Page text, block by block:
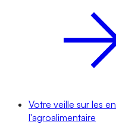
Votre veille sur les
l'agroalimentaire